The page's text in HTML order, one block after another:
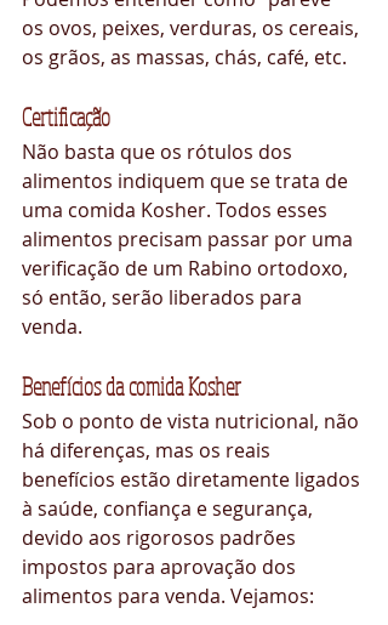
os ovos, peixes, verduras, os cereais,
os grãos, as massas, chás, café, etc.
Certificação
Não basta que os rótulos dos
alimentos indiquem que se trata de
uma comida Kosher. Todos esses
alimentos precisam passar por uma
verificação de um Rabino ortodoxo,
só então, serão liberados para
venda.
Benefícios da comida Kosher
Sob o ponto de vista nutricional, não
há diferenças, mas os reais
benefícios estão diretamente ligados
à saúde, confiança e segurança,
devido aos rigorosos padrões
impostos para aprovação dos
alimentos para venda. Vejamos: